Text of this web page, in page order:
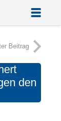
Beitrag
den